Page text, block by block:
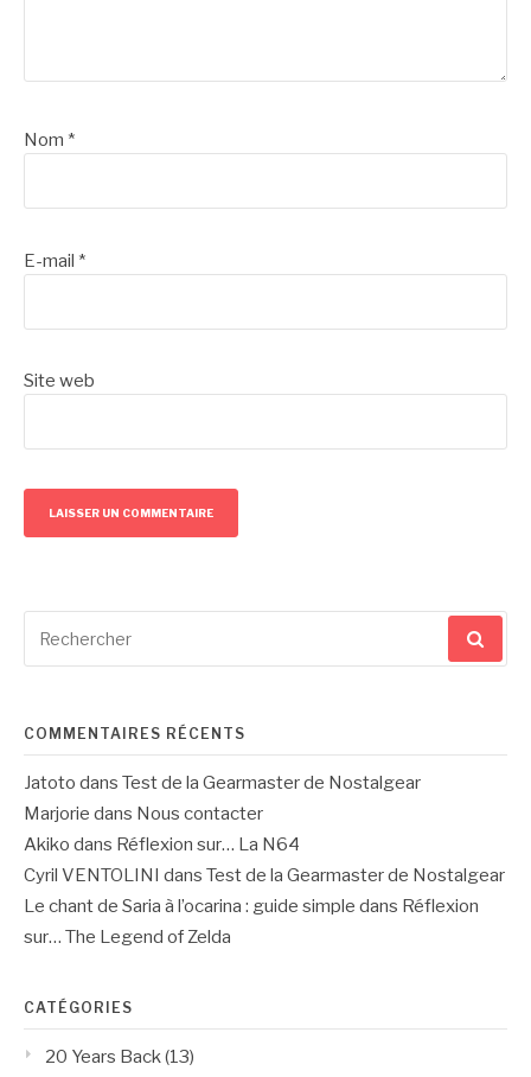
Nom *
E-mail *
Site web
pour
COMMENTAIRES RÉCENTS
Jatoto dans Test de la Gearmaster de Nostalgear
Marjorie dans Nous contacter
Akiko dans Réflexion sur… La N64
Cyril VENTOLINI
dans Test de la Gearmaster de Nostalgear
Le chant de Saria à l’ocarina : guide simple dans Réflexion
sur… The Legend of Zelda
CATÉGORIES
20 Years Back(13)